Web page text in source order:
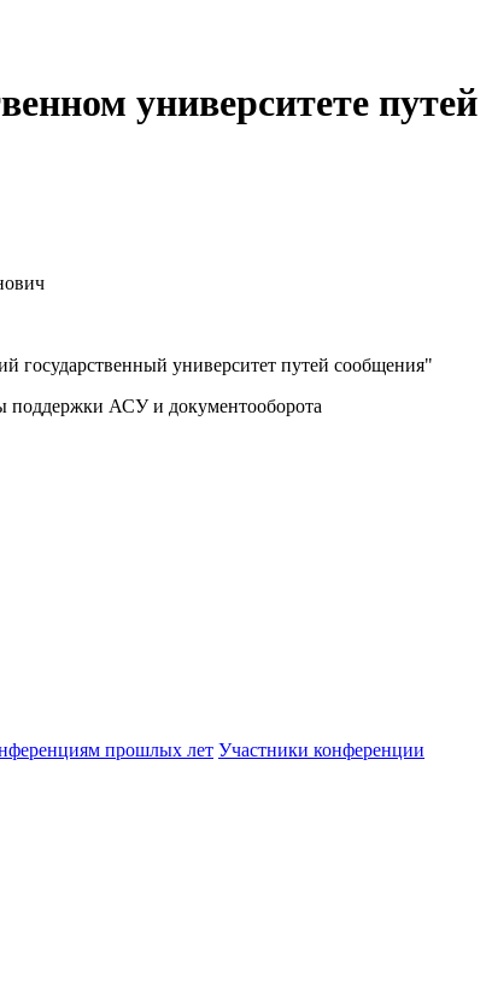
университете путей
университет путей сообщения"
поддержки АСУ и документооборота
прошлых лет Участники конференции